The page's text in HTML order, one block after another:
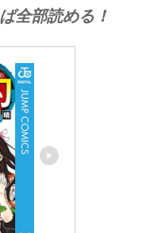
全部読める！